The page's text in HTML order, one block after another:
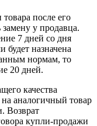
после его
у продавца.
7 дней со дня
будет назначена
нормам, то
20 дней.
качества
аналогичный товар
Возврат
купли-продажи